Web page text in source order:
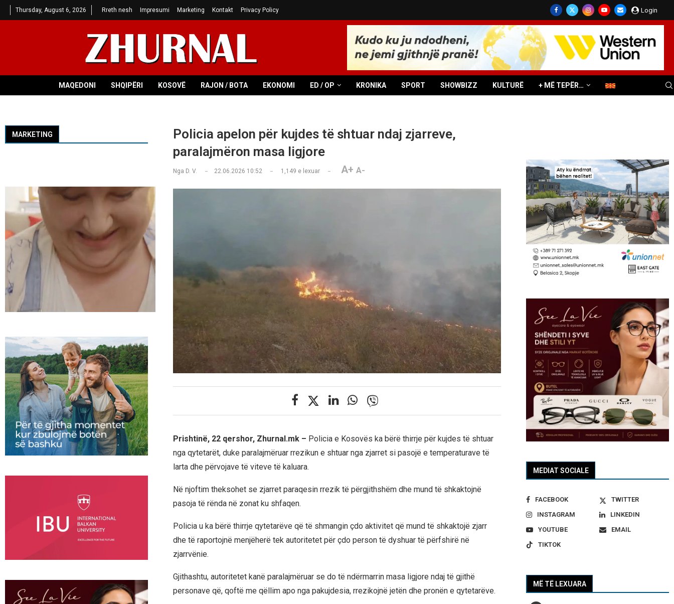
Thursday, August 6, 2026 Rreth nesh Impresumi Marketing Kontakt Privacy Policy Login
MAQEDONI SHQIPËRI KOSOVË RAJON / BOTA EKONOMI ED / OP KRONIKA SPORT SHOWBIZZ KULTURË + MË TEPËR…
Policia apelon për kujdes të shtuar ndaj zjarreve,
paralajmëron masa ligjore
Nga D. V. 22.06.2026 10:52 1,149 e lexuar A+ A-
Prishtinë, 22 qershor, Zhurnal.mk – Policia e Kosovës ka bërë thirrje për kujdes të shtuar
nga qytetarët, duke paralajmëruar rrezikun e shtuar nga zjarret si pasojë e temperaturave të
larta dhe përvojave të viteve të kaluara.
Në njoftim theksohet se zjarret paraqesin rrezik të përgjithshëm dhe mund të shkaktojnë
pasoja të rënda në zonat ku shfaqen.
Policia u ka bërë thirrje qytetarëve që të shmangin çdo aktivitet që mund të shkaktojë zjarr
dhe të raportojnë menjëherë tek autoritetet për çdo person të dyshuar të përfshirë në
zjarrvënie.
Gjithashtu, autoritetet kanë paralajmëruar se do të ndërmarrin masa ligjore ndaj të gjithë
personave që, qoftë me qëllim apo nga pakujdesia, rrezikojnë jetën dhe pronën e qytetarëve.
MEDIAT SOCIALE
FACEBOOK
TWITTER
INSTAGRAM
LINKEDIN
YOUTUBE
EMAIL
TIKTOK
MË TË LEXUARA
MARKETING